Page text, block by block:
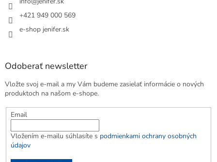
+421 949 000 569
e-shop jenifer.sk
Odoberať newsletter
Vložte svoj e-mail a my Vám budeme zasielať informácie o nových
produktoch na našom e-shope.
Email
Vložením e-mailu súhlasíte s podmienkami ochrany osobných
údajov